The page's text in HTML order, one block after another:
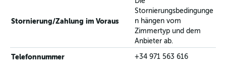
Stornierung/Zahlung im Voraus
Stornierungsbedingunge
n hängen vom
Zimmertyp und dem
Anbieter ab.
Telefonnummer +34 971 563 616